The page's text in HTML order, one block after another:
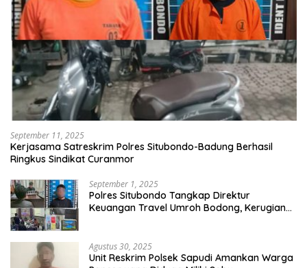
September 11, 2025
Kerjasama Satreskrim Polres Situbondo-Badung Berhasil
Ringkus Sindikat Curanmor
September 1, 2025
Polres Situbondo Tangkap Direktur
Keuangan Travel Umroh Bodong, Kerugian
Agustus 30, 2025
Unit Reskrim Polsek Sapudi Amankan Warga